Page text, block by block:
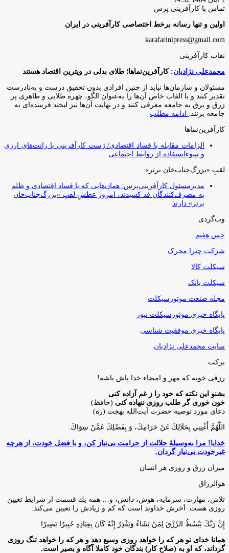
تماس با کارآفرینی پرس
اولین و تنها رسانه برخط اختصاصی کارآفرینی در ایران
karafarinipress@gmail.com
نقاب کارآفرینی
محمدعلی نژادیان: کارآفرین‌نماها؛ طلای بدلی در ویترین اقتصاد هستند
مسئولان و سازمان‌ها نباید از چنین افرادی بدون تحقیق درست و به‌نادرست
تقدیر کنند و با القاب خاص آ‌ن‌ها را به‌عنوان الگو، چهره طلایی و ظاهری پر
زرق و برق به جامعه معرفی کنند و در نهایت آن‌ها نیز لبخند فریبنده‌ای به
جامعه بزنند.
ادامه مطلب
کارآفرین‌نماها
الزامات مقابله با فساد اقتصادی/ ژست کارآفرینی با رانت‌های ارزی
و سوءاستفاده از روابط اجتماعی
لقبِ «بزرگ‌جناب‌خان برتر»
مدیرمسئول کارآفرینی‌پرس: همان‌هایی که با فساد اقتصادی و ظلم
به مصرف‌کنندگان قد کشیدند، امروز عطشِ لقبِ «بزرگ‌جناب‌خان
برتر» دارند
وب‌گردی
حس هفتم
شرکت چترا محرک
سیکلت کالا
سیکلت بانک
مجله صنعت موتورسیکلت
پایگاه خبری موتورسیکلت نیوز
پایگاه خبری موفقیت شناسی
سایت محمدعلی نژادیان
برکت
رزقی خوبه كه مهر و امضاء خدا پاش باشه!
بشنو این نکته که خود را ز غم آزاده کنی
خون خوری گر طلب روزی ننهاده کنی (حافظ)
دعای مورد توصیه حضرت آیت‌الله بهجت (ره)
اللَّهُمَّ أَغْنِنِي بِحَلَالِكَ عَنْ حَرَامِكَ، وَ بِفَضْلِكَ عَمَّنْ سِوَاكَ‏.
خدایا! مرا به‌وسیلۀ حلالت از حرامت بی‌نیاز کن، و با فضل خودت، از هرچه
غیرخودت بی‌نیاز گردان.
میزان رزق و روزی هر انسان
هوالرزاق
تلاش، مهارت، سرمايه، هوش، دانش، و… همه يك قسمت از شرايط تعيين
روزى هست. آخرش خداوند است كه كم و زيادش را تعيين مى‌كند:
إِنَّ رَبَّكَ يَبْسُطُ الرِّزْقَ لِمَنْ يَشَاءُ وَيَقْدِرُ إِنَّهُ كَانَ بِعِبَادِهِ خَبِيرًا بَصِيرًا
همانا خدای تو هر که را خواهد روزی وسیع دهد و هر که را خواهد تنگ روزی
گرداند، که او به (صلاح کار) بندگان خود کاملا آگاه و بصیر است.